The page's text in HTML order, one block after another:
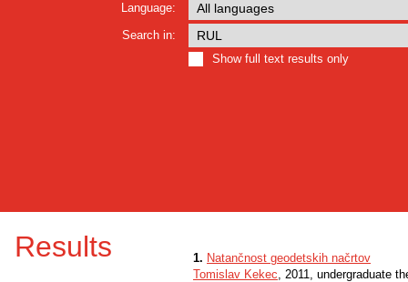
Language:
Search in:
Show full text results only
Results 1. Natančnost geodetskih načrtov
Tomislav Kekec, 2011, undergraduate